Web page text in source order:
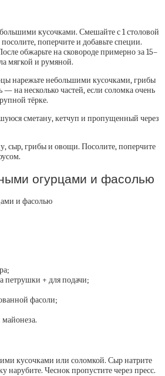
кусочками. Смешайте с 1 столовой
поперчите и добавьте специи.
обжарьте на сковороде примерно за 15–
мягкой и румяной.
нарежьте небольшими кусочками, грибы
на несколько частей, если соломка очень
тёрке.
сметану, кетчуп и пропущенный через
сыр, грибы и овощи. Посолите, поперчите
огурцами и фасолью
петрушки + для подачи;
фасоли;
кусочками или соломкой. Сыр натрите
нарубите. Чеснок пропустите через пресс.